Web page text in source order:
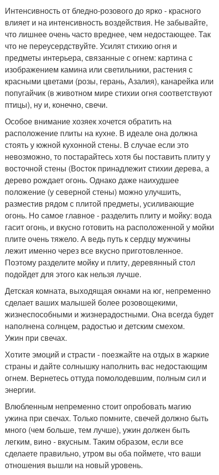
Интенсивность от бледно-розового до ярко - красного
влияет и на интенсивность воздействия. Не забывайте,
что лишнее очень часто вреднее, чем недостающее. Так
что не переусердствуйте. Усилят стихию огня и
предметы интерьера, связанные с огнем: картина с
изображением камина или светильники, растения с
красными цветами (розы, герань, Азалия), канарейка или
попугайчик (в животном мире стихии огня соответствуют
птицы), ну и, конечно, свечи.
Особое внимание хозяек хочется обратить на
расположение плиты на кухне. В идеале она должна
стоять у южной кухонной стены. В случае если это
невозможно, то постарайтесь хотя бы поставить плиту у
восточной стены (Восток принадлежит стихии дерева, а
дерево рождает огонь. Однако даже наихудшее
положение (у северной стены) можно улучшить,
разместив рядом с плитой предметы, усиливающие
огонь. Но самое главное - разделить плиту и мойку: вода
гасит огонь, и вкусно готовить на расположенной у мойки
плите очень тяжело. А ведь путь к сердцу мужчины
лежит именно через все вкусно приготовленное.
Поэтому разделите мойку и плиту, деревянный стол
подойдет для этого как нельзя лучше.
Детская комната, выходящая окнами на юг, непременно
сделает ваших малышей более розовощекими,
жизнеспособными и жизнерадостными. Она всегда будет
наполнена солнцем, радостью и детским смехом.
Ужин при свечах.
Хотите эмоций и страсти - поезжайте на отдых в жаркие
страны и дайте солнышку наполнить вас недостающим
огнем. Вернетесь оттуда помолодевшим, полным сил и
энергии.
Влюбленным непременно стоит опробовать магию
ужина при свечах. Только помните, свечей должно быть
много (чем больше, тем лучше), ужин должен быть
легким, вино - вкусным. Таким образом, если все
сделаете правильно, утром вы оба поймете, что ваши
отношения вышли на новый уровень.